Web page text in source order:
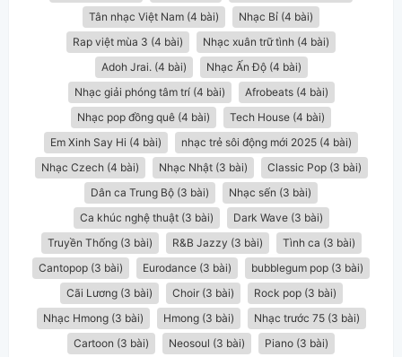
Tân nhạc Việt Nam (4 bài)
Nhạc Bỉ (4 bài)
Rap việt mùa 3 (4 bài)
Nhạc xuân trữ tình (4 bài)
Adoh Jrai. (4 bài)
Nhạc Ấn Độ (4 bài)
Nhạc giải phóng tâm trí (4 bài)
Afrobeats (4 bài)
Nhạc pop đồng quê (4 bài)
Tech House (4 bài)
Em Xinh Say Hi (4 bài)
nhạc trẻ sôi động mới 2025 (4 bài)
Nhạc Czech (4 bài)
Nhạc Nhật (3 bài)
Classic Pop (3 bài)
Dân ca Trung Bộ (3 bài)
Nhạc sến (3 bài)
Ca khúc nghệ thuật (3 bài)
Dark Wave (3 bài)
Truyền Thống (3 bài)
R&B Jazzy (3 bài)
Tình ca (3 bài)
Cantopop (3 bài)
Eurodance (3 bài)
bubblegum pop (3 bài)
Cãi Lương (3 bài)
Choir (3 bài)
Rock pop (3 bài)
Nhạc Hmong (3 bài)
Hmong (3 bài)
Nhạc trước 75 (3 bài)
Cartoon (3 bài)
Neosoul (3 bài)
Piano (3 bài)